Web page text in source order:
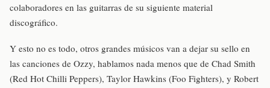
colaboradores en las guitarras de su siguiente material
discográfico.
Y esto no es todo, otros grandes músicos van a dejar su sello en
las canciones de Ozzy, hablamos nada menos que de Chad Smith
(Red Hot Chilli Peppers), Taylor Hawkins (Foo Fighters), y Robert